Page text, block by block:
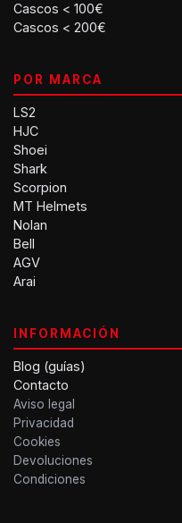
Cascos < 100€
Cascos < 200€
POR MARCA
LS2
HJC
Shoei
Shark
Scorpion
MT Helmets
Nolan
Bell
AGV
Arai
INFORMACIÓN
Blog (guías)
Contacto
Aviso legal
Privacidad
Cookies
Devoluciones
Condiciones